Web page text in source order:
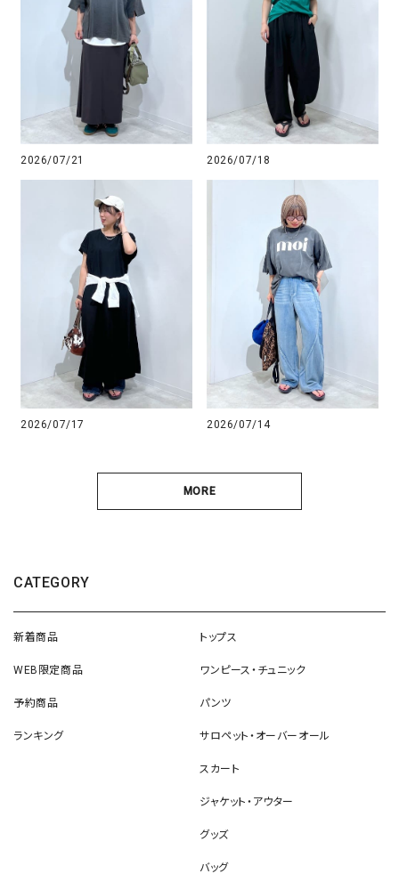
2026/07/21 2026/07/18
2026/07/17 2026/07/14
MORE
CATEGORY
新着商品
WEB限定商品
予約商品
ランキング
トップス
ワンピース・チュニック
パンツ
サロペット・オーバーオール
スカート
ジャケット・アウター
グッズ
バッグ